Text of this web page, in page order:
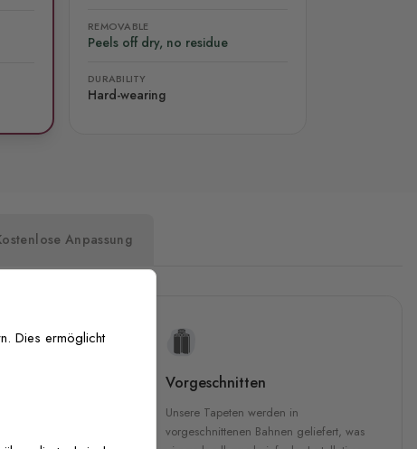
REMOVABLE
Peels off dry, no residue
DURABILITY
Hard-wearing
Anpassung
Vorgeschnitten
Unsere Tapeten werden in
vorgeschnittenen Bahnen geliefert, was
Dies ermöglicht